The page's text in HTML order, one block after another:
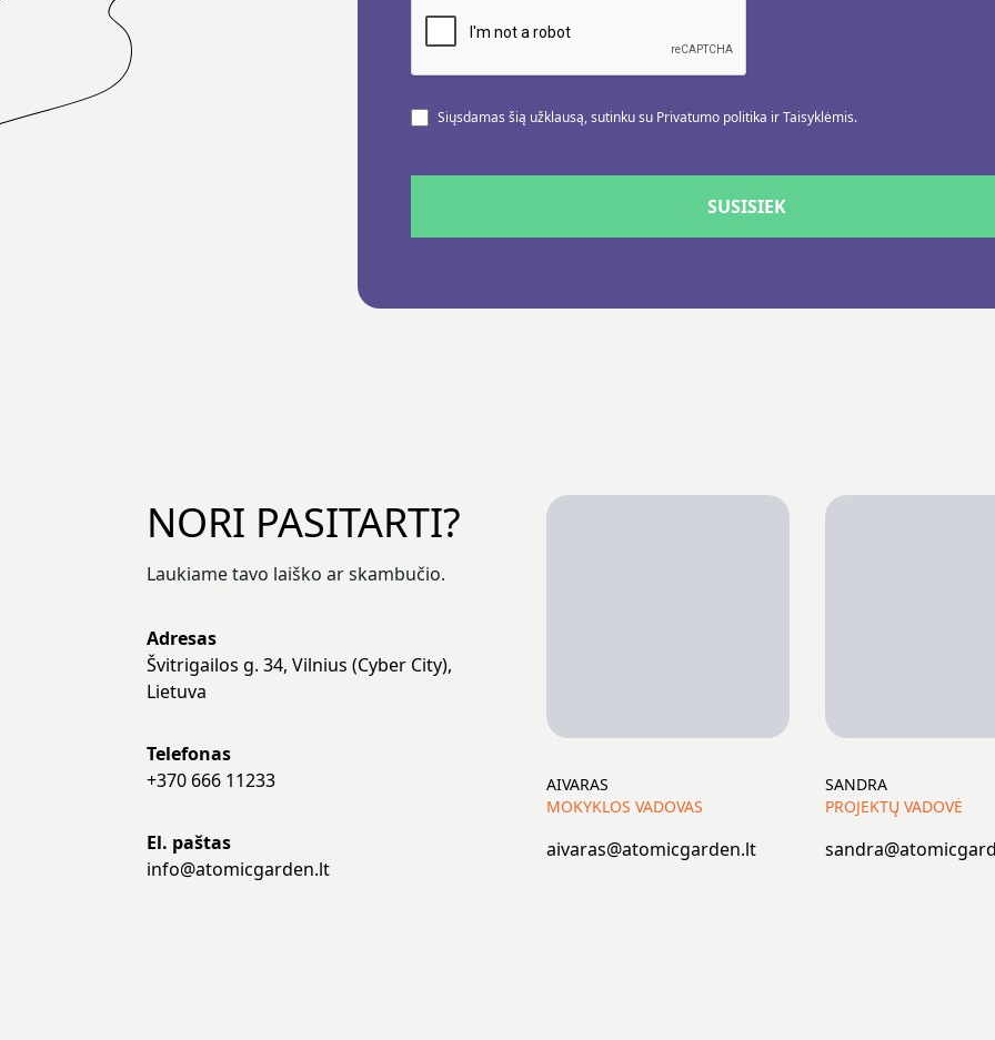
Siųsdamas šią užklausą, sutinku su Privatumo politika ir Taisyklėmis.
SUSISIEK
NORI PASITARTI?
Laukiame tavo laiško ar skambučio.
Adresas
Švitrigailos g. 34, Vilnius (Cyber City),
Lietuva
Telefonas
+370 666 11233
El. paštas
info@atomicgarden.lt
AIVARAS
MOKYKLOS VADOVAS
aivaras@atomicgarden.lt
SANDRA
PROJEKTŲ VADOVĖ